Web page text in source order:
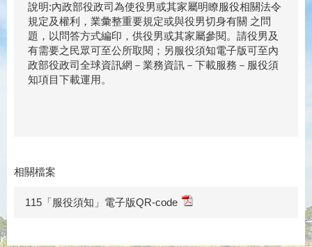
說明:內政部役政司為使役男或其家屬明瞭服役相關法令
規定及權利，業彙整重要規定或與役男切身有關 之問
題，以問答方式編印，供役男或其家屬參閱。請役男及
有需要之民眾可至公所取閱；另服役須知電子版可至內
政部役政司全球資訊網－業務資訊－下載服務－服役須
知項目下載運用。
相關檔案
115「服役須知」電子版QR-code